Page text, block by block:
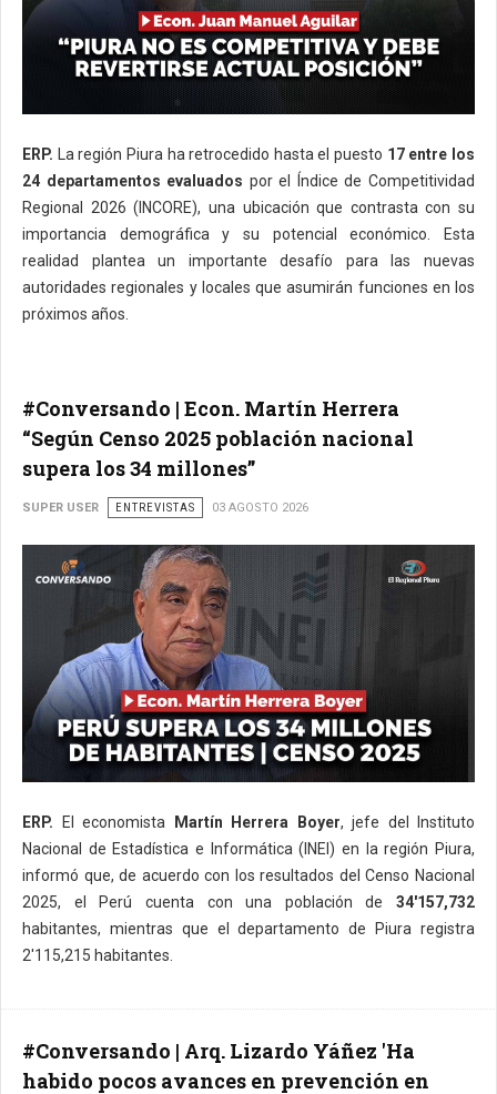
ERP. La región Piura ha retrocedido hasta el puesto 17 entre los
24 departamentos evaluados por el Índice de Competitividad
Regional 2026 (INCORE), una ubicación que contrasta con su
importancia demográfica y su potencial económico. Esta
realidad plantea un importante desafío para las nuevas
autoridades regionales y locales que asumirán funciones en los
próximos años.
#Conversando | Econ. Martín Herrera
“Según Censo 2025 población nacional
supera los 34 millones”
SUPER USER ENTREVISTAS 03 AGOSTO 2026
ERP. El economista Martín Herrera Boyer, jefe del Instituto
Nacional de Estadística e Informática (INEI) en la región Piura,
informó que, de acuerdo con los resultados del Censo Nacional
2025, el Perú cuenta con una población de 34'157,732
habitantes, mientras que el departamento de Piura registra
2'115,215 habitantes.
#Conversando | Arq. Lizardo Yáñez 'Ha
habido pocos avances en prevención en